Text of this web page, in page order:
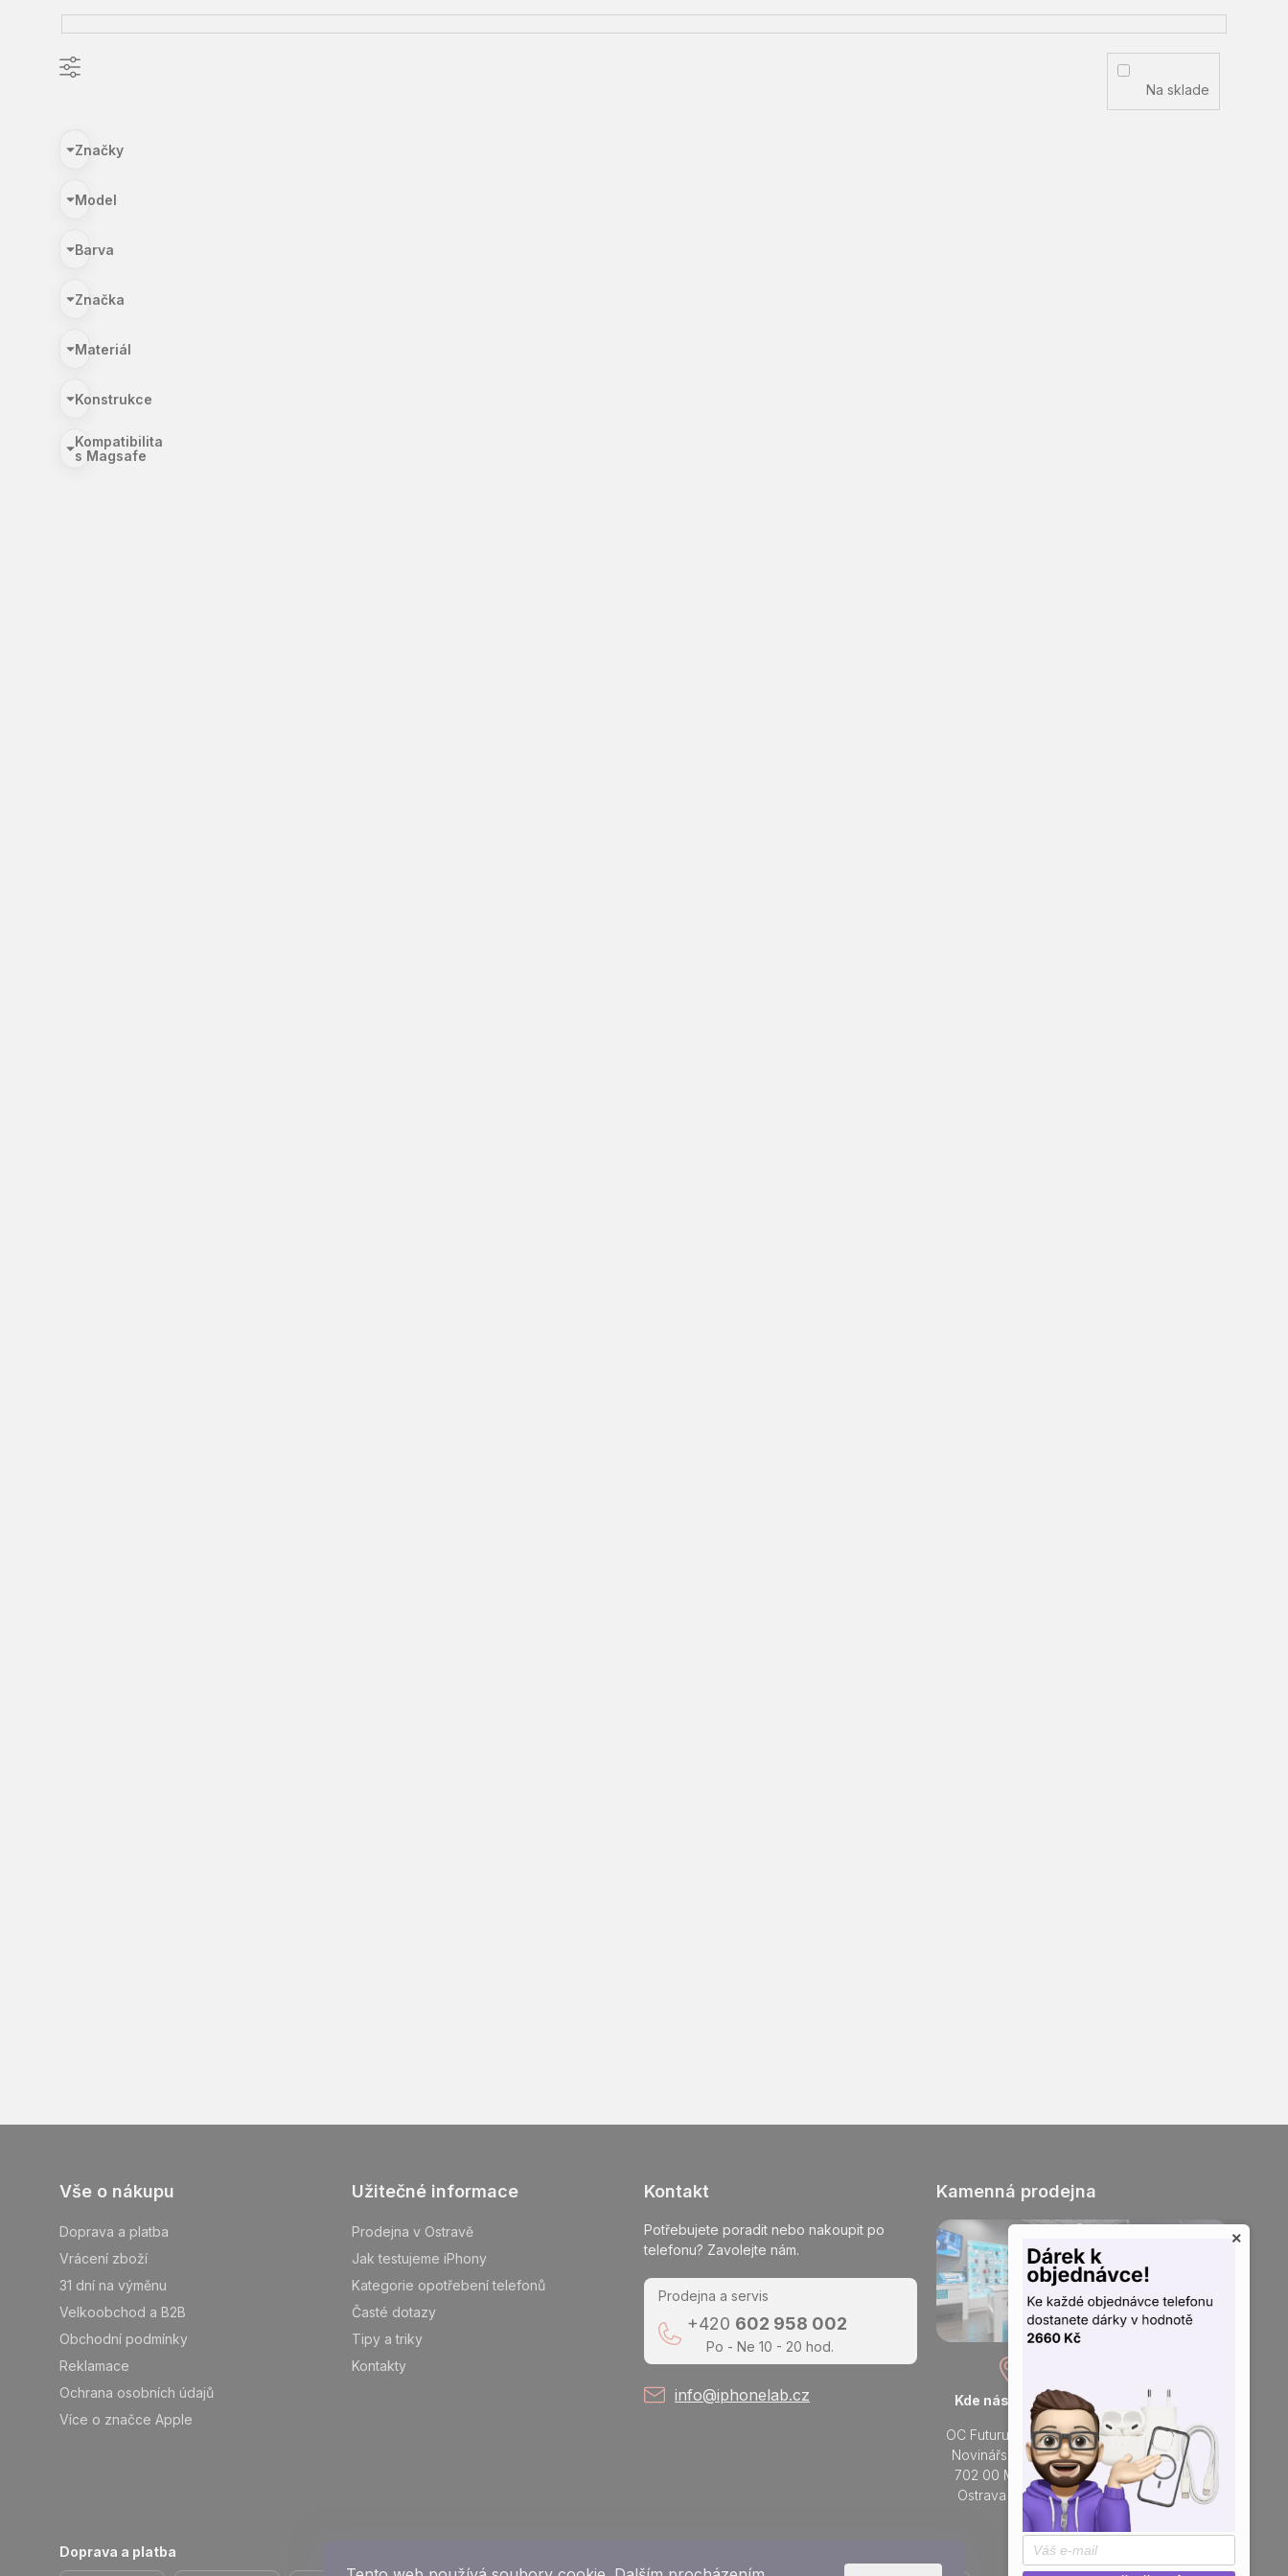
Na sklade
Značky
Model
Barva
Značka
Materiál
Konstrukce
Kompatibilita
s Magsafe
Vše o nákupu
Doprava a platba
Vrácení zboží
31 dní na výměnu
Velkoobchod a B2B
Obchodní podmínky
Reklamace
Ochrana osobních údajů
Více o značce Apple
Užitečné informace
Prodejna v Ostravě
Jak testujeme iPhony
Kategorie opotřebení telefonů
Časté dotazy
Tipy a triky
Kontakty
Kontakt
Potřebujete poradit nebo nakoupit po
telefonu? Zavolejte nám.
Prodejna a servis
+420 602 958 002
Po - Ne 10 - 20 hod.
info@iphonelab.cz
Kamenná prodejna
Kde nás najdete
OC Futurum Ostrava
Novinářská 3178/6
702 00 Moravská
Ostrava a Přívoz
Otevřeno každý den
Po - Ne:
9 - 21 hod.
Do prodejny
Doprava a platba Přidejte se k nám na sítích
×